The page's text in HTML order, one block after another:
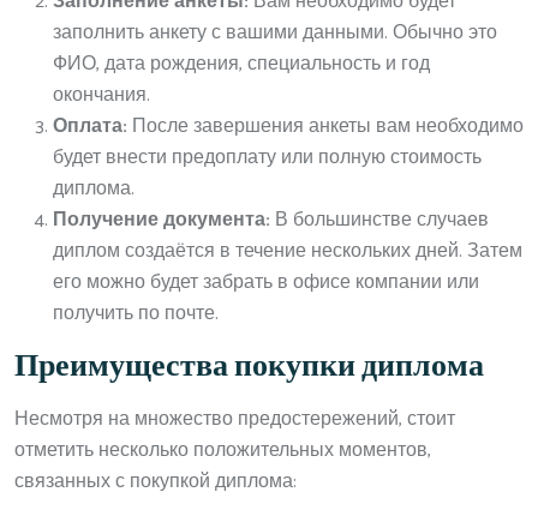
заполнить анкету с вашими данными. Обычно это
ФИО, дата рождения, специальность и год
окончания.
Оплата: После завершения анкеты вам необходимо
будет внести предоплату или полную стоимость
диплома.
Получение документа: В большинстве случаев
диплом создаётся в течение нескольких дней. Затем
его можно будет забрать в офисе компании или
получить по почте.
Преимущества покупки диплома
Несмотря на множество предостережений, стоит
отметить несколько положительных моментов,
связанных с покупкой диплома: